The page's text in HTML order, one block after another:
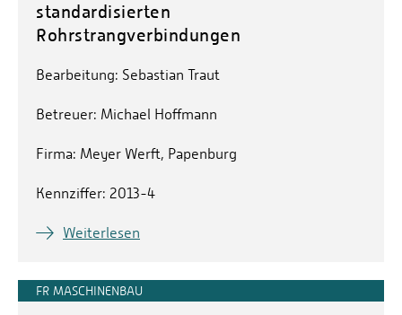
standardisierten
Rohrstrangverbindungen
Bearbeitung: Sebastian Traut
Betreuer: Michael Hoffmann
Firma: Meyer Werft, Papenburg
Kennziffer: 2013-4
Weiterlesen
FR MASCHINENBAU